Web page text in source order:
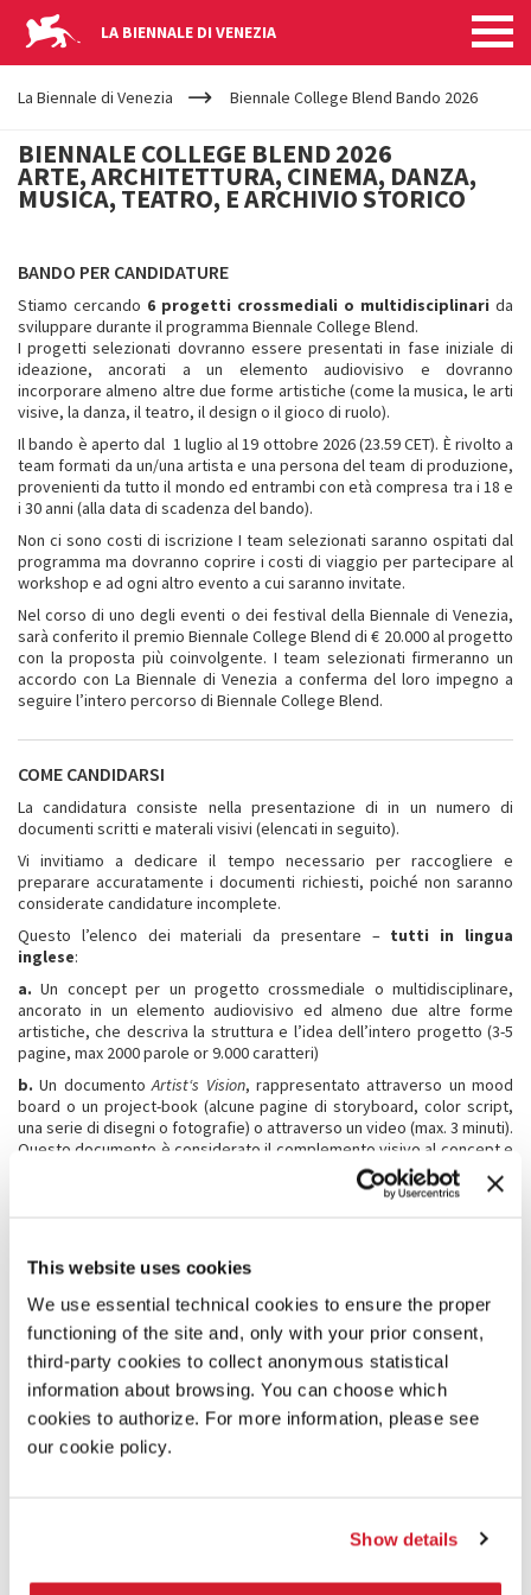
This website uses cookies
We use essential technical cookies to ensure the proper
functioning of the site and, only with your prior consent,
third-party cookies to collect anonymous statistical
information about browsing. You can choose which
cookies to authorize. For more information, please see
our cookie policy.
Show details
LA BIENNALE DI VENEZIA
YOUR
ARE
La Biennale di Venezia Biennale College Blend Bando 2026
BIENNALE
COLLEGE
BLEND
BANDO
2026
BIENNALE COLLEGE BLEND 2026
ARTE, ARCHITETTURA, CINEMA, DANZA,
MUSICA, TEATRO, E ARCHIVIO STORICO
BANDO PER CANDIDATURE
Stiamo cercando 6 progetti crossmediali o multidisciplinari da
sviluppare durante il programma Biennale College Blend.
I progetti selezionati dovranno essere presentati in fase iniziale di
ideazione, ancorati a un elemento audiovisivo e dovranno
incorporare almeno altre due forme artistiche (come la musica, le arti
visive, la danza, il teatro, il design o il gioco di ruolo).
Il bando è aperto dal 1 luglio al 19 ottobre 2026 (23.59 CET). È rivolto a
team formati da un/una artista e una persona del team di produzione,
provenienti da tutto il mondo ed entrambi con età compresa tra i 18 e
i 30 anni (alla data di scadenza del bando).
Non ci sono costi di iscrizione I team selezionati saranno ospitati dal
programma ma dovranno coprire i costi di viaggio per partecipare al
workshop e ad ogni altro evento a cui saranno invitate.
Nel corso di uno degli eventi o dei festival della Biennale di Venezia,
sarà conferito il premio Biennale College Blend di € 20.000 al progetto
con la proposta più coinvolgente. I team selezionati firmeranno un
accordo con La Biennale di Venezia a conferma del loro impegno a
seguire l’intero percorso di Biennale College Blend.
COME CANDIDARSI
La candidatura consiste nella presentazione di in un numero di
documenti scritti e materali visivi (elencati in seguito).
Vi invitiamo a dedicare il tempo necessario per raccogliere e
preparare accuratamente i documenti richiesti, poiché non saranno
considerate candidature incomplete.
Questo l’elenco dei materiali da presentare – tutti in lingua
inglese:
a. Un concept per un progetto crossmediale o multidisciplinare,
ancorato in un elemento audiovisivo ed almeno due altre forme
artistiche, che descriva la struttura e l’idea dell’intero progetto (3-5
pagine, max 2000 parole or 9.000 caratteri)
b. Un documentoArtist‘s Vision, rappresentato attraverso un mood
board o un project-book (alcune pagine di storyboard, color script,
una serie di disegni o fotografie) o attraverso un video (max. 3 minuti).
Questo documento è considerato il complemento visivo al concept e
produttore/produttrice. L’elenco dovrà includere le seguenti
informazioni: titolo, anno, durata, genere, ruolo all’interno della
produzione.
e.Company Profile della società di produzione.
f.Video-Pitch di presentazione, in inglese, da parte dell’artista e del
produttore/produttrice. (max 3 minuti)
g.La disclosure in merito alla piena titolarità di diritti in ordine al
progetto presentato o, qualora coinvolga diritti di terzi, la garanzia di
aver già perfezionato o aver in corso la negoziazione per
progetto è stato presentato.